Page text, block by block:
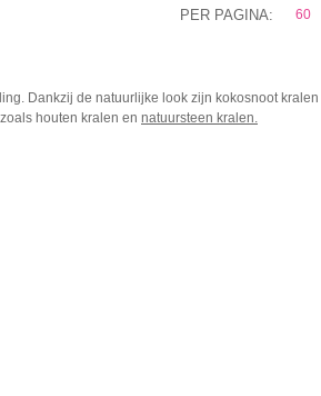
60
PER PAGINA:
Dankzij de natuurlijke look zijn kokosnoot kralen
houten kralen en natuursteen kralen.